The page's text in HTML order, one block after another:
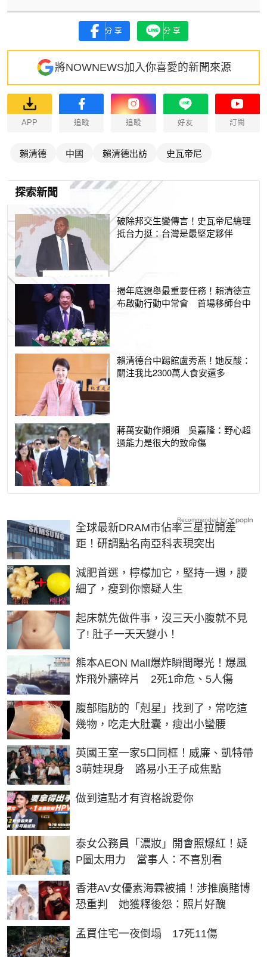
分享 分享
將NOWNEWS加入你喜愛的新聞來源
APP 追蹤 追蹤 好友 訂閱
賴清德 中國 賴清德出訪 史瓦帝尼
探索新聞
破除邦交生變傳言！史瓦帝尼總理
抵台力挺：台灣是最堅定夥伴
揭年底選舉最重要任務！賴清德宣
布啟動行動中常會 首場移師台中
賴清德台中踢館盧秀燕！她反酸：
關注我比2300萬人食安還多
蔣萬安動作頻頻 吳嘉隆：野心超
過能力是很大的致命傷
全球最新DRAM市佔率三星拉開差
距！研調點名南亞科表現突出
減肥首選，檸檬加它，堅持一週，腰
細了，瘦到你懷疑人生
PR
起床就先做件事，沒三天小腹就不見
了! 肚子一天天變小！
PR
熊本AEON Mall爆炸瞬間曝光！爆風
炸飛外牆碎片 2死1命危、5人傷
腹部脂肪的「剋星」找到了，常吃這
幾物，吃走大肚囊，瘦出小蠻腰
PR
英國王室一家5口同框！威廉、凱特帶
3萌娃現身 路易小王子成焦點
做到這點才有資格說愛你
PR
泰女公務員「濃妝」開會照爆紅！疑
P圖太用力 當事人：不喜別看
香港AV女優素海霖被捕！涉推廣賭博
恐重判 她獲釋後怨：照片好醜
孟買住宅一夜倒塌 17死11傷
Recommended by